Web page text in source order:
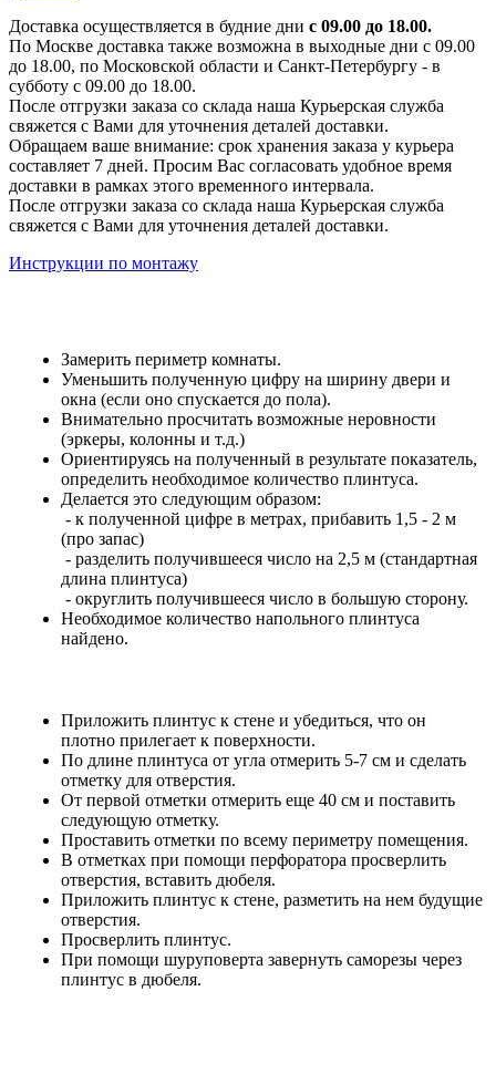
Доставка осуществляется в будние дни с 09.00 до 18.00.
По Москве доставка также возможна в выходные дни с 09.00
до 18.00, по Московской области и Санкт-Петербургу - в
субботу с 09.00 до 18.00.
После отгрузки заказа со склада наша Курьерская служба
свяжется с Вами для уточнения деталей доставки.
Обращаем ваше внимание: срок хранения заказа у курьера
составляет 7 дней. Просим Вас согласовать удобное время
доставки в рамках этого временного интервала.
После отгрузки заказа со склада наша Курьерская служба
свяжется с Вами для уточнения деталей доставки.
Инструкции по монтажу
Замерить периметр комнаты.
Уменьшить полученную цифру на ширину двери и
окна (если оно спускается до пола).
Внимательно просчитать возможные неровности
(эркеры, колонны и т.д.)
Ориентируясь на полученный в результате показатель,
определить необходимое количество плинтуса.
Делается это следующим образом:
- к полученной цифре в метрах, прибавить 1,5 - 2 м
(про запас)
- разделить получившееся число на 2,5 м (стандартная
длина плинтуса)
- округлить получившееся число в большую сторону.
Необходимое количество напольного плинтуса
найдено.
Приложить плинтус к стене и убедиться, что он
плотно прилегает к поверхности.
По длине плинтуса от угла отмерить 5-7 см и сделать
отметку для отверстия.
От первой отметки отмерить еще 40 см и поставить
следующую отметку.
Проставить отметки по всему периметру помещения.
В отметках при помощи перфоратора просверлить
отверстия, вставить дюбеля.
Приложить плинтус к стене, разметить на нем будущие
отверстия.
Просверлить плинтус.
При помощи шуруповерта завернуть саморезы через
плинтус в дюбеля.